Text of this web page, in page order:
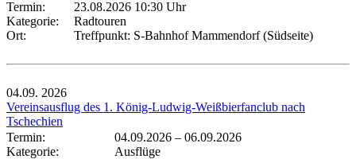
Termin:
23.08.2026 10:30 Uhr
Kategorie:
Radtouren
Ort:
Treffpunkt: S-Bahnhof Mammendorf (Südseite)
04.09. 2026
Vereinsausflug des 1. König-Ludwig-Weißbierfanclub nach
Tschechien
Termin:
04.09.2026 – 06.09.2026
Kategorie:
Ausflüge